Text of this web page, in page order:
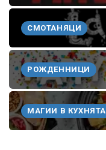
СМОТАНЯЦИ
РОЖДЕННИЦИ
МАГИИ В КУХНЯТА